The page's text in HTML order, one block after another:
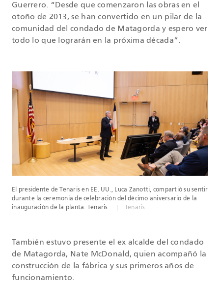
Guerrero. “Desde que comenzaron las obras en el
otoño de 2013, se han convertido en un pilar de la
comunidad del condado de Matagorda y espero ver
todo lo que lograrán en la próxima década”.
El presidente de Tenaris en EE. UU., Luca Zanotti, compartió su sentir
durante la ceremonia de celebración del décimo aniversario de la
inauguración de la planta. Tenaris
Tenaris
También estuvo presente el ex alcalde del condado
de Matagorda, Nate McDonald, quien acompañó la
construcción de la fábrica y sus primeros años de
funcionamiento.